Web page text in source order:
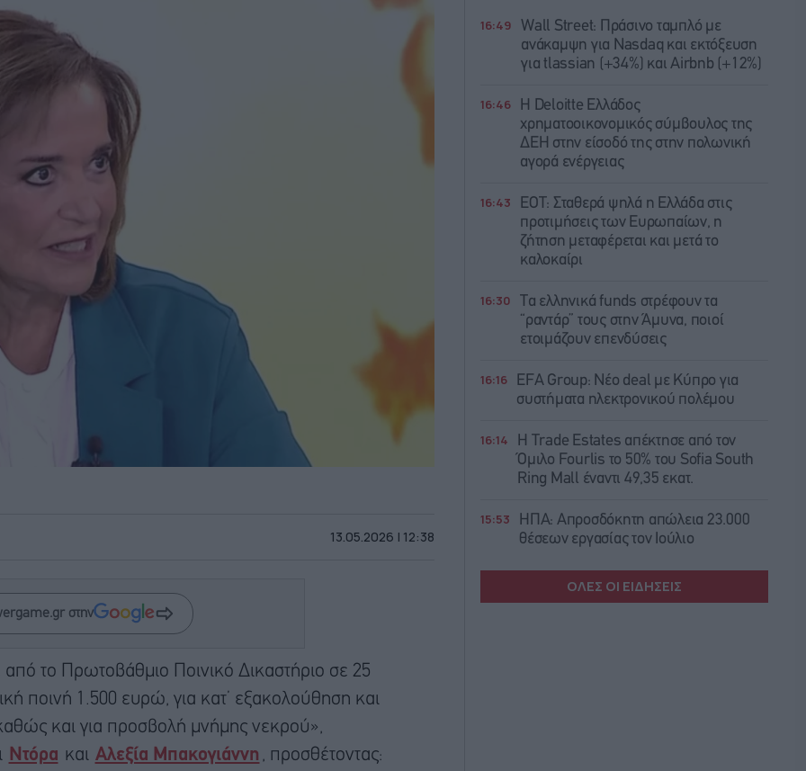
13.05.2026 | 12:38
στην
το Πρωτοβάθμιο Ποινικό Δικαστήριο σε 25
ποινή 1.500 ευρώ, για κατ’ εξακολούθηση και
και για προσβολή μνήμης νεκρού»,
Ντόρα και Αλεξία Μπακογιάννη , προσθέτοντας:
16:49
Wall Street: Πράσινο ταμπλό με
ανάκαμψη για Nasdaq και εκτόξευση
για tlassian (+34%) και Airbnb (+12%)
16:46
Η Deloitte Ελλάδος
χρηματοοικονομικός σύμβουλος της
ΔΕΗ στην είσοδό της στην πολωνική
αγορά ενέργειας
16:43
ΕΟΤ: Σταθερά ψηλά η Ελλάδα στις
προτιμήσεις των Ευρωπαίων, η
ζήτηση μεταφέρεται και μετά το
καλοκαίρι
16:30
Τα ελληνικά funds στρέφουν τα
“ραντάρ” τους στην Άμυνα, ποιοί
ετοιμάζουν επενδύσεις
16:16
EFA Group: Νέο deal με Κύπρο για
συστήματα ηλεκτρονικού πολέμου
16:14
Η Trade Εstates απέκτησε από τον
Όμιλο Fourlis το 50% του Sofia South
Ring Mall έναντι 49,35 εκατ.
15:53
ΗΠΑ: Απροσδόκητη απώλεια 23.000
θέσεων εργασίας τον Ιούλιο
ΟΛΕΣ ΟΙ ΕΙΔΗΣΕΙΣ